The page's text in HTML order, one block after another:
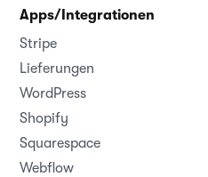
Apps/Integrationen
Stripe
Lieferungen
WordPress
Shopify
Squarespace
Webflow